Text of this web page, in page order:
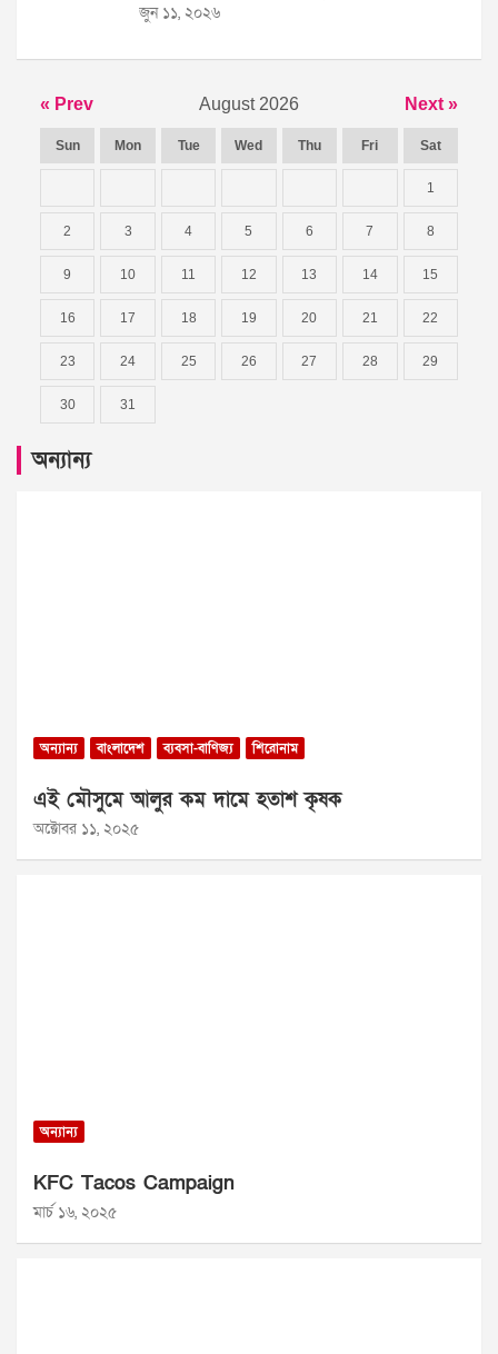
জুন ১১, ২০২৬
« Prev August 2026 Next »
Sun Mon Tue Wed Thu Fri Sat
1
2 3 4 5 6 7 8
9 10 11 12 13 14 15
16 17 18 19 20 21 22
23 24 25 26 27 28 29
30 31
অন্যান্য
অন্যান্য বাংলাদেশ ব্যবসা-বাণিজ্য শিরোনাম
এই মৌসুমে আলুর কম দামে হতাশ কৃষক
অক্টোবর ১১, ২০২৫
অন্যান্য
KFC Tacos Campaign
মার্চ ১৬, ২০২৫